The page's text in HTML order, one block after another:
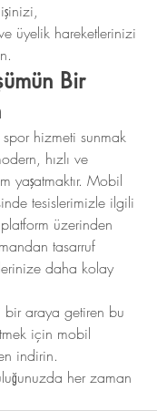
üyelik hareketlerinizi
Bir
spor hizmeti sunmak
hızlı ve
yaşatmaktır. Mobil
tesislerimizle ilgili
üzerinden
tasarruf
daha kolay
araya getiren bu
için mobil
indirin.
her zaman